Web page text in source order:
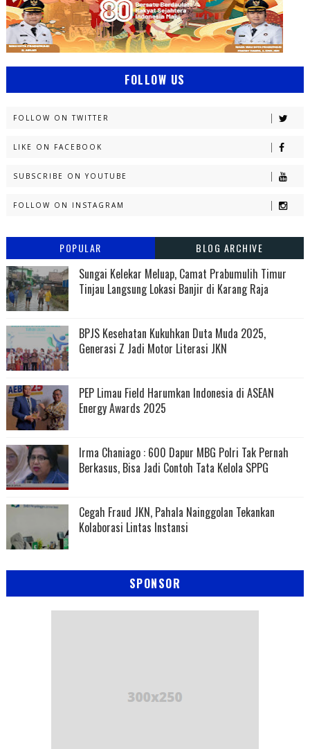
FOLLOW US
FOLLOW ON TWITTER
LIKE ON FACEBOOK
SUBSCRIBE ON YOUTUBE
FOLLOW ON INSTAGRAM
POPULAR BLOG ARCHIVE
Sungai Kelekar Meluap, Camat Prabumulih Timur
Tinjau Langsung Lokasi Banjir di Karang Raja
BPJS Kesehatan Kukuhkan Duta Muda 2025,
Generasi Z Jadi Motor Literasi JKN
PEP Limau Field Harumkan Indonesia di ASEAN
Energy Awards 2025
Irma Chaniago : 600 Dapur MBG Polri Tak Pernah
Berkasus, Bisa Jadi Contoh Tata Kelola SPPG
Cegah Fraud JKN, Pahala Nainggolan Tekankan
Kolaborasi Lintas Instansi
SPONSOR